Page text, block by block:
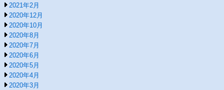
2021年2月
2020年12月
2020年10月
2020年8月
2020年7月
2020年6月
2020年5月
2020年4月
2020年3月